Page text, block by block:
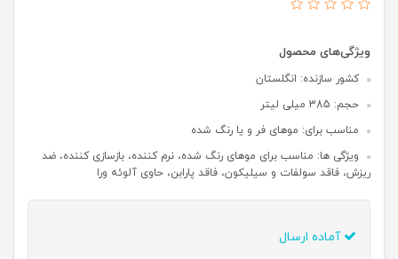
ویژگی‌های محصول
کشور سازنده: انگلستان
حجم: 385 میلی لیتر
مناسب برای: موهای فر و یا رنگ شده
ویژگی ها: مناسب برای موهای رنگ شده، نرم کننده، بازسازی کننده، ضد
ریزش، فاقد سولفات و سیلیکون، فاقد پارابن، حاوی آلوئه ورا
آماده ارسال